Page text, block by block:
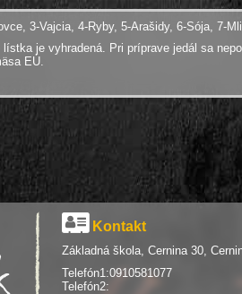
3-Vajcia, 4-Ryby, 5-Arašidy, 6-Sója, 7-
lístka je vyhradená. Pri príprave jedál sa
EÚ.
Kontakt
Základná škola, Cernina 30,
Telefón1:0910581077
Telefón2: